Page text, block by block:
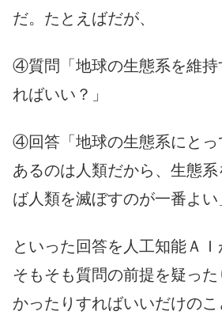
だ。たとえばだが、
④質問「地球の生態系を維持
ればいい？」
④回答「地球の生態系にとっ
あるのは人類だから、生態
ば人類を滅ぼすのが一番よい
といった回答を人工知能ＡＩ
そもそも質問の前提を疑っ
かったりすればいいだけのこ